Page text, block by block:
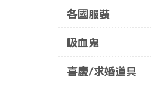
各國服裝
吸血鬼
喜慶/求婚道具